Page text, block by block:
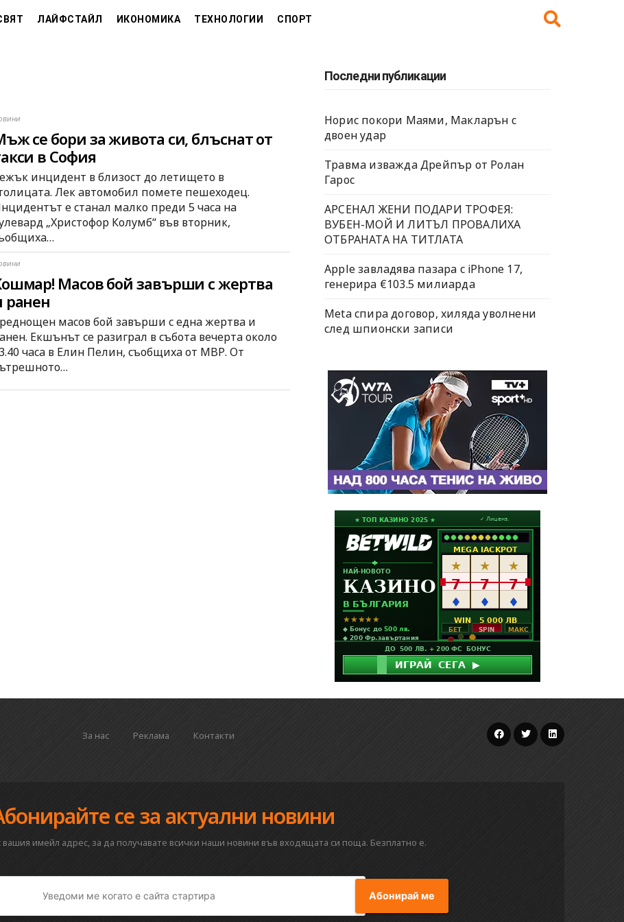
ЛАЙФСТАЙЛ ИКОНОМИКА ТЕХНОЛОГИИ СПОРТ
се бори за живота си, блъснат от
в София
инцидент в близост до летището в
Лек автомобил помете пешеходец.
е станал малко преди 5 часа на
„Христофор Колумб“ във вторник,
Масов бой завърши с жертва
ранен
масов бой завърши с една жертва и
Екшънът се разиграл в събота вечерта около
часа в Елин Пелин, съобщиха от МВР. От
Последни публикации
Норис покори Маями, Макларън с
двоен удар
Травма изважда Дрейпър от Ролан
Гарос
АРСЕНАЛ ЖЕНИ ПОДАРИ ТРОФЕЯ:
ВУБЕН-МОЙ И ЛИТЪЛ ПРОВАЛИХА
ОТБРАНАТА НА ТИТЛАТА
Apple завладява пазара с iPhone 17,
генерира €103.5 милиарда
Meta спира договор, хиляда уволнени
след шпионски записи
За нас Реклама Контакти
се за актуални новини
вашия имейл адрес, за да получавате всички наши новини във входящата си поща. Безплатно е.
Абонирай ме